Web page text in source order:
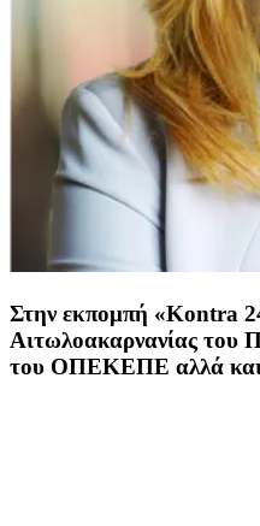
Στην εκπομπή «Kontra
Αιτωλοακαρνανίας του
του ΟΠΕΚΕΠΕ αλλά και